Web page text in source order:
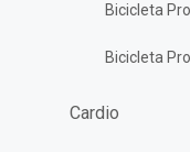
Bicicleta
Bicicleta
Cardio